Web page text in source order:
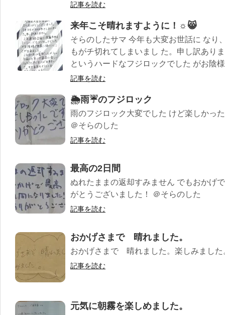
記事を読む
来年こそ晴れますように！☼😸
そらのしたサマ 今年も大変お世話に なり
もがチ切れてしまいまし た。申し訳あり
というハードなフジロックでした がお陰
記事を読む
🌦雨☔のフジロック
雨のフジロック大変でした けど楽しかっ
＠そらのした
記事を読む
最高の2日間
ぬれたままの返却すみません でもおかげ
がとうございました！ ＠そらのした
記事を読む
おかげさまで 晴れました。
おかげさまで 晴れました。楽しみました
記事を読む
元気に朝霧を楽しめました。